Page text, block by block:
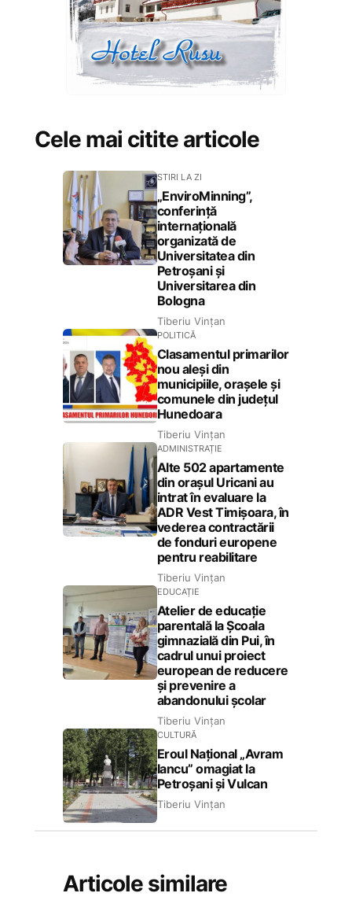
Cele mai citite articole
STIRI LA ZI
„EnviroMinning”,
conferință
internațională
organizată de
Universitatea din
Petroșani și
Universitarea din
Bologna
Tiberiu Vințan
POLITICĂ
Clasamentul primarilor
nou aleși din
municipiile, orașele și
comunele din județul
Hunedoara
Tiberiu Vințan
ADMINISTRAȚIE
Alte 502 apartamente
din orașul Uricani au
intrat în evaluare la
ADR Vest Timișoara, în
vederea contractării
de fonduri europene
pentru reabilitare
Tiberiu Vințan
EDUCAȚIE
Atelier de educație
parentală la Școala
gimnazială din Pui, în
cadrul unui proiect
european de reducere
și prevenire a
abandonului școlar
Tiberiu Vințan
CULTURĂ
Eroul Național „Avram
Iancu” omagiat la
Petroșani și Vulcan
Tiberiu Vințan
Articole similare